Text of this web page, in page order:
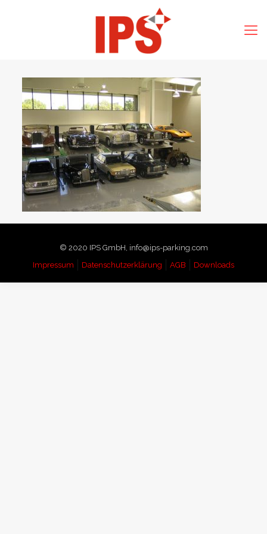
© 2020 IPS GmbH, info@ips-parking.com
Impressum
Datenschutzerklärung AGB Downloads